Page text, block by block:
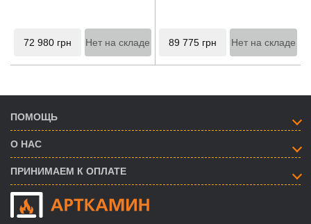
72 980 грн Нет на складе 89 775 грн Нет на складе
ПОМОЩЬ
О НАС
ПРИНИМАЕМ К ОПЛАТЕ